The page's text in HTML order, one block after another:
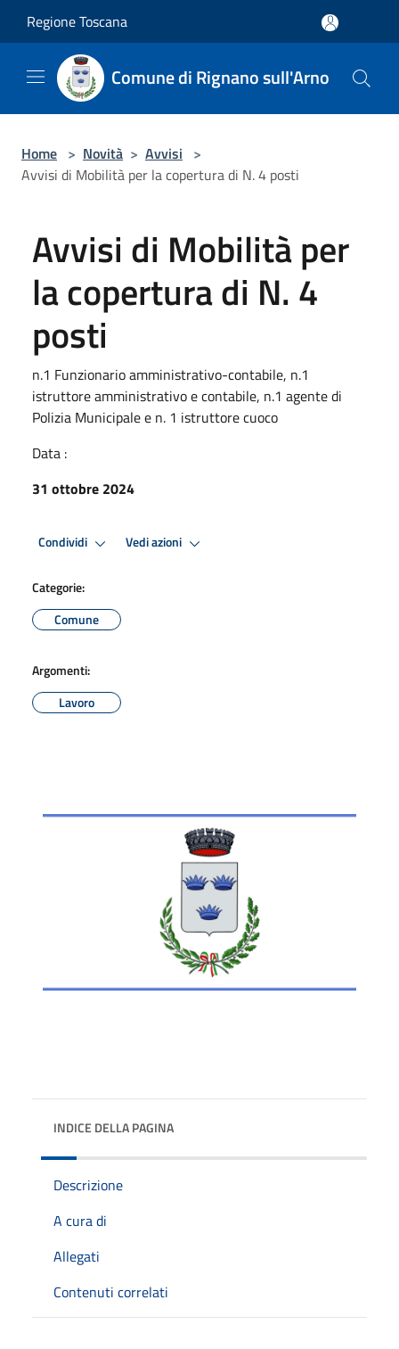
Regione Toscana
Comune di Rignano sull'Arno
Home > Novità > Avvisi >
Avvisi di Mobilità per la copertura di N. 4 posti
Avvisi di Mobilità per
la copertura di N. 4
posti
n.1 Funzionario amministrativo-contabile, n.1
istruttore amministrativo e contabile, n.1 agente di
Polizia Municipale e n. 1 istruttore cuoco
Data :
31 ottobre 2024
Condividi Vedi azioni
Categorie:
Comune
Argomenti:
Lavoro
INDICE DELLA PAGINA
Descrizione
A cura di
Allegati
Contenuti correlati